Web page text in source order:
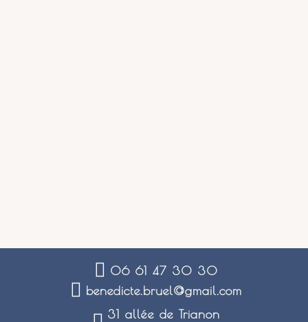
06 61 47 30 30
benedicte.bruel@gmail.com
31 allée de Trianon